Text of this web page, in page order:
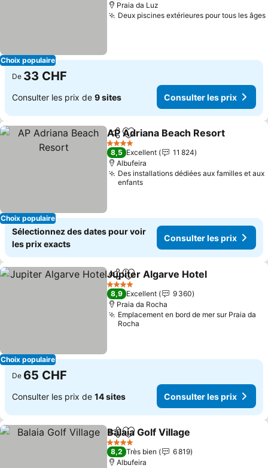
Choix populaire
Praia da Luz
Deux piscines extérieures pour tous les âges
De 33 CHF
Consulter les prix de 9 sites Consulter les prix
Choix populaire
PartagerAjouter à mes favoris
AP Adriana Beach Resort
4 Étoiles
8,5 Excellent
11 824
Albufeira
Des installations dédiées aux familles et aux
enfants
Sélectionnez des dates pour voir
les prix exacts
Consulter les prix
Choix populaire
PartagerAjouter à mes favoris
Jupiter Algarve Hotel
4 Étoiles
8,9 Excellent
9 360
Praia da Rocha
Emplacement en bord de mer sur Praia da
Rocha
De 65 CHF
Consulter les prix de 14 sites Consulter les prix
PartagerAjouter à mes favoris
Balaia Golf Village
4 Étoiles
8,2 Très bien
6 819
Albufeira